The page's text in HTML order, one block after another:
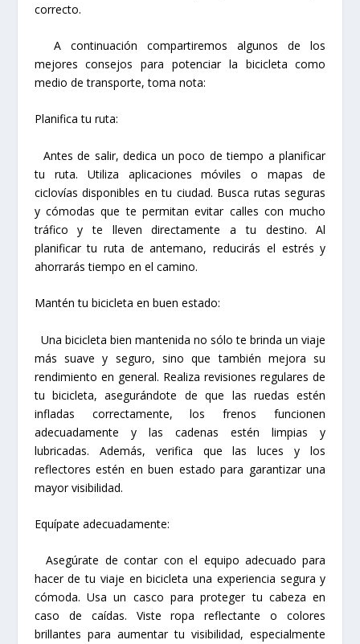
correcto.
A continuación compartiremos algunos de los
mejores consejos para potenciar la bicicleta como
medio de transporte, toma nota:
Planifica tu ruta:
Antes de salir, dedica un poco de tiempo a planificar
tu ruta. Utiliza aplicaciones móviles o mapas de
ciclovías disponibles en tu ciudad. Busca rutas seguras
y cómodas que te permitan evitar calles con mucho
tráfico y te lleven directamente a tu destino. Al
planificar tu ruta de antemano, reducirás el estrés y
ahorrarás tiempo en el camino.
Mantén tu bicicleta en buen estado:
Una bicicleta bien mantenida no sólo te brinda un viaje
más suave y seguro, sino que también mejora su
rendimiento en general. Realiza revisiones regulares de
tu bicicleta, asegurándote de que las ruedas estén
infladas correctamente, los frenos funcionen
adecuadamente y las cadenas estén limpias y
lubricadas. Además, verifica que las luces y los
reflectores estén en buen estado para garantizar una
mayor visibilidad.
Equípate adecuadamente:
Asegúrate de contar con el equipo adecuado para
hacer de tu viaje en bicicleta una experiencia segura y
cómoda. Usa un casco para proteger tu cabeza en
caso de caídas. Viste ropa reflectante o colores
brillantes para aumentar tu visibilidad, especialmente